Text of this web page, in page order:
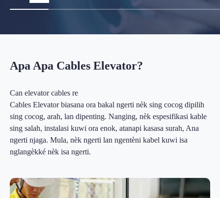
Apa Apa Cables Elevator?
Can elevator cables re
Cables Elevator biasana ora bakal ngerti nèk sing cocog dipilih
sing cocog, arah, lan dipenting. Nanging, nèk espesifikasi kable
sing salah, instalasi kuwi ora enok, atanapi kasasa surah, Ana
ngerti njaga. Mula, nèk ngerti lan ngentèni kabel kuwi isa
nglangèkké nèk isa ngerti.